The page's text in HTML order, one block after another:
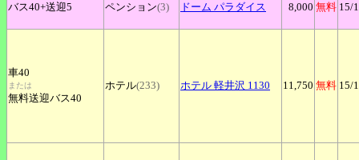
バス40+送迎5 ペンション(3) ドーム パラダイス 8,000 無料 15/
車40
または
無料送迎バス40
ホテル(233) ホテル 軽井沢 1130 11,750 無料 15/